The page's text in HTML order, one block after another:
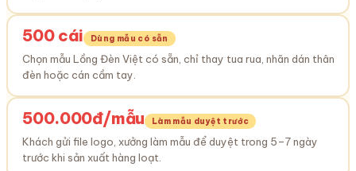
500 cái Dùng mẫu có sẵn
Chọn mẫu Lồng Đèn Việt có sẵn, chỉ thay tua rua, nhãn dán thân
đèn hoặc cán cầm tay.
500.000đ/mẫu Làm mẫu duyệt trước
Khách gửi file logo, xưởng làm mẫu để duyệt trong 5–7 ngày
trước khi sản xuất hàng loạt.